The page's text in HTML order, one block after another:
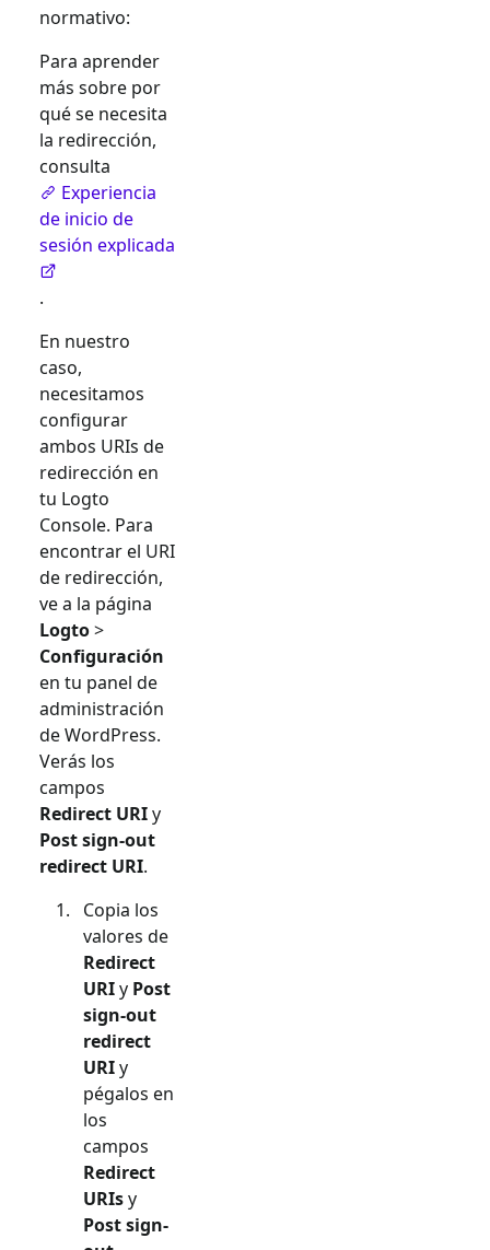
normativo:
Para aprender
más sobre por
qué se necesita
la redirección,
consulta
Experiencia
de inicio de
sesión explicada
.
En nuestro
caso,
necesitamos
configurar
ambos URIs de
redirección en
tu Logto
Console. Para
encontrar el URI
de redirección,
ve a la página
Logto>
Configuración
en tu panel de
administración
de WordPress.
Verás los
campos
Redirect URIy
Post sign-out
redirect URI.
Copia los
valores de
Redirect
URIy Post
sign-out
redirect
URIy
pégalos en
los
campos
Redirect
URIsy
Post sign-